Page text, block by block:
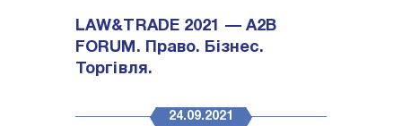
LAW&TRADE 2021 — A2B
FORUM. Право. Бізнес.
Торгівля.
24.09.2021